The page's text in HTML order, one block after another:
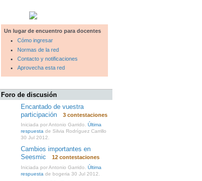
Un lugar de encuentro para docentes
Cómo ingresar
Normas de la red
Contacto y notificaciones
Aprovecha esta red
Foro de discusión
Encantado de vuestra
participación
3 contestaciones
Iniciada por Antonio Garrido. Última
respuesta de Silvia Rodríguez Carrillo
30 Jul 2012.
Cambios importantes en
Seesmic
12 contestaciones
Iniciada por Antonio Garrido. Última
respuesta de bogeria 30 Jul 2012.